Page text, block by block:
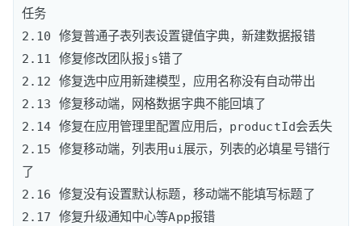
任务
2.10 修复普通子表列表设置键值字典，新建数据报错
2.11 修复修改团队报js错了
2.12 修复选中应用新建模型，应用名称没有自动带出
2.13 修复移动端，网格数据字典不能回填了
2.14 修复在应用管理里配置应用后，productId会丢失
2.15 修复移动端，列表用ui展示，列表的必填星号错行
了
2.16 修复没有设置默认标题，移动端不能填写标题了
2.17 修复升级通知中心等App报错